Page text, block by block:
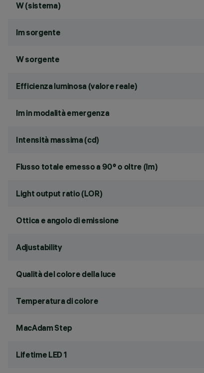
W (sistema)
lm sorgente
W sorgente
Efficienza luminosa (valore reale)
lm in modalità emergenza
Intensità massima (cd)
Flusso totale emesso a 90° o oltre (lm)
Light output ratio (LOR)
Ottica e angolo di emissione
Adjustability
Qualità del colore della luce
Temperatura di colore
MacAdam Step
Lifetime LED 1